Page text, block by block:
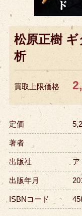
松原正樹
析
買取上限価格
定価
著者
出版社 ア
出版年月
ISBNコード